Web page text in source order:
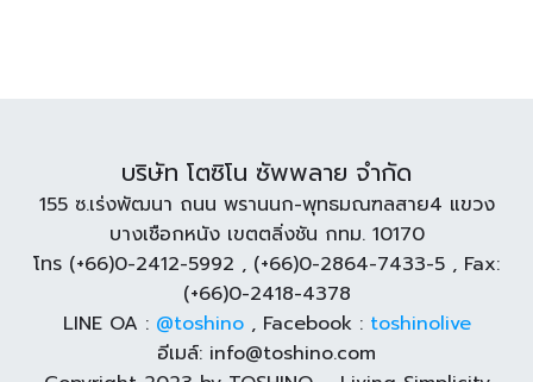
บริษัท โตซิโน ซัพพลาย จำกัด
155 ซ.เร่งพัฒนา ถนน พรานนก-พุทธมณฑลสาย4 แขวง
บางเชือกหนัง เขตตลิ่งชัน กทม. 10170
โทร (+66)0-2412-5992 , (+66)0-2864-7433-5 , Fax:
(+66)0-2418-4378
LINE OA : @toshino, Facebook : toshinolive
อีเมล์: info@toshino.com